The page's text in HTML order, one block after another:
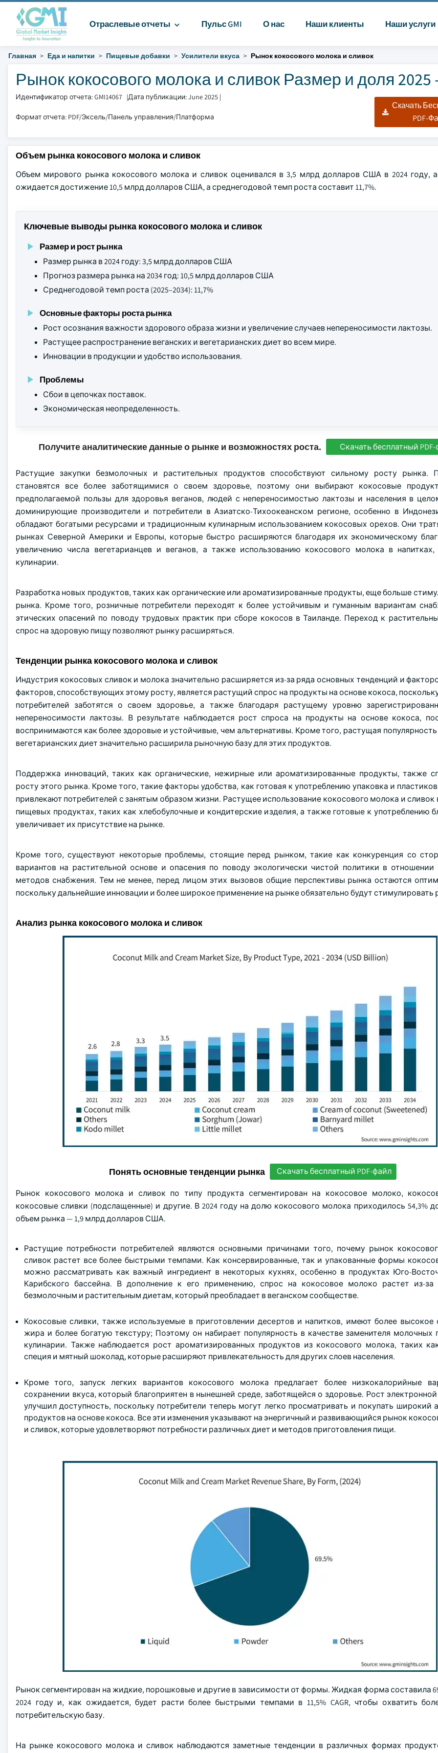
Отраслевые отчеты Пульс GMI О нас Наши клиенты Наши услуги
Главная Еда и напитки Пищевые добавки Усилители вкуса Рынок кокосового молока и сливок
Рынок кокосового молока и сливок Размер и доля 2025
Идентификатор отчета: GMI14067 |Дата публикации: June 2025 |
Формат отчета: PDF/Эксель/Панель управления/Платформа
Скачать
PDF-
Объем рынка кокосового молока и сливок
Объем мирового рынка кокосового молока и сливок оценивался в 3,5 млрд долларов США в 2024 году, а
ожидается достижение 10,5 млрд долларов США, а среднегодовой темп роста составит 11,7%.
Ключевые выводы рынка кокосового молока и сливок
Размер и рост рынка
Размер рынка в 2024 году: 3,5 млрд долларов США
Прогноз размера рынка на 2034 год: 10,5 млрд долларов США
Среднегодовой темп роста (2025–2034): 11,7%
Основные факторы роста рынка
Рост осознания важности здорового образа жизни и увеличение случаев непереносимости лактозы.
Растущее распространение веганских и вегетарианских диет во всем мире.
Инновации в продукции и удобство использования.
Проблемы
Сбои в цепочках поставок.
Экономическая неопределенность.
Получите аналитические данные о рынке и возможностях роста. Скачать бесплатный
Растущие закупки безмолочных и растительных продуктов способствуют сильному росту рынка.
становятся все более заботящимися о своем здоровье, поэтому они выбирают кокосовые
предполагаемой пользы для здоровья веганов, людей с непереносимостью лактозы и населения в
доминирующие производители и потребители в Азиатско-Тихоокеанском регионе, особенно в
обладают богатыми ресурсами и традиционным кулинарным использованием кокосовых орехов. Они
рынках Северной Америки и Европы, которые быстро расширяются благодаря их экономическому
увеличению числа вегетарианцев и веганов, а также использованию кокосового молока в
кулинарии.
Разработка новых продуктов, таких как органические или ароматизированные продукты, еще больше
рынка. Кроме того, розничные потребители переходят к более устойчивым и гуманным вариантам
этических опасений по поводу трудовых практик при сборе кокосов в Таиланде. Переход к
спрос на здоровую пищу позволяют рынку расширяться.
Тенденции рынка кокосового молока и сливок
Индустрия кокосовых сливок и молока значительно расширяется из-за ряда основных тенденций и
факторов, способствующих этому росту, является растущий спрос на продукты на основе кокоса,
потребителей заботятся о своем здоровье, а также благодаря растущему уровню
непереносимости лактозы. В результате наблюдается рост спроса на продукты на основе кокоса,
воспринимаются как более здоровые и устойчивые, чем альтернативы. Кроме того, растущая популярность
вегетарианских диет значительно расширила рыночную базу для этих продуктов.
Поддержка инноваций, таких как органические, нежирные или ароматизированные продукты, также
росту этого рынка. Кроме того, такие факторы удобства, как готовая к употреблению упаковка и
привлекают потребителей с занятым образом жизни. Растущее использование кокосового молока и сливок
пищевых продуктах, таких как хлебобулочные и кондитерские изделия, а также готовые к употреблению
увеличивает их присутствие на рынке.
Кроме того, существуют некоторые проблемы, стоящие перед рынком, такие как конкуренция со
вариантов на растительной основе и опасения по поводу экологически чистой политики в отношении
методов снабжения. Тем не менее, перед лицом этих вызовов общие перспективы рынка остаются
поскольку дальнейшие инновации и более широкое применение на рынке обязательно будут стимулировать
Анализ рынка кокосового молока и сливок
Понять основные тенденции рынка Скачать бесплатный PDF-файл
Рынок кокосового молока и сливок по типу продукта сегментирован на кокосовое молоко,
кокосовые сливки (подслащенные) и другие. В 2024 году на долю кокосового молока приходилось 54,3%
объем рынка — 1,9 млрд долларов США.
Растущие потребности потребителей являются основными причинами того, почему рынок
сливок растет все более быстрыми темпами. Как консервированные, так и упакованные формы
можно рассматривать как важный ингредиент в некоторых кухнях, особенно в продуктах Юго-
Карибского бассейна. В дополнение к его применению, спрос на кокосовое молоко растет из-за
безмолочным и растительным диетам, который преобладает в веганском сообществе.
Кокосовые сливки, также используемые в приготовлении десертов и напитков, имеют более высокое
жира и более богатую текстуру; Поэтому он набирает популярность в качестве заменителя молочных
кулинарии. Также наблюдается рост ароматизированных продуктов из кокосового молока, таких
специя и мятный шоколад, которые расширяют привлекательность для других слоев населения.
Кроме того, запуск легких вариантов кокосового молока предлагает более низкокалорийные
сохранении вкуса, который благоприятен в нынешней среде, заботящейся о здоровье. Рост
улучшил доступность, поскольку потребители теперь могут легко просматривать и покупать широкий
продуктов на основе кокоса. Все эти изменения указывают на энергичный и развивающийся рынок
и сливок, которые удовлетворяют потребности различных диет и методов приготовления пищи.
Рынок сегментирован на жидкие, порошковые и другие в зависимости от формы. Жидкая форма составила
2024 году и, как ожидается, будет расти более быстрыми темпами в 11,5% CAGR, чтобы охватить
потребительскую базу.
На рынке кокосового молока и сливок наблюдаются заметные тенденции в различных формах